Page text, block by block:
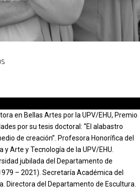
en Bellas Artes por la UPV/EHU, Premio
por su tesis doctoral: “El alabastro
de creación”. Profesora Honorífica del
Arte y Tecnología de la UPV/EHU.
jubilada del Departamento de
– 2021). Secretaría Académica del
Directora del Departamento de Escultura.